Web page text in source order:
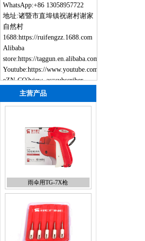
WhatsApp:+86 13058957722
地址:诸暨市直埠镇祝谢村谢家
自然村
1688:https://ruifengzz.1688.com
Alibaba
store:https://taggun.en.alibaba.com
Youtube:https://www.youtube.com/channel/
eZN-CQ?view_as=subscriber
主营产品
雨伞用TG-7X枪